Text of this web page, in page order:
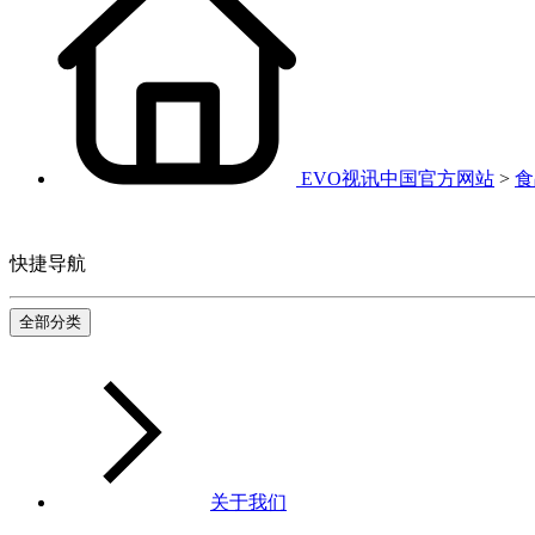
EVO视讯中国官方网站 >
快捷导航
全部分类
关于我们